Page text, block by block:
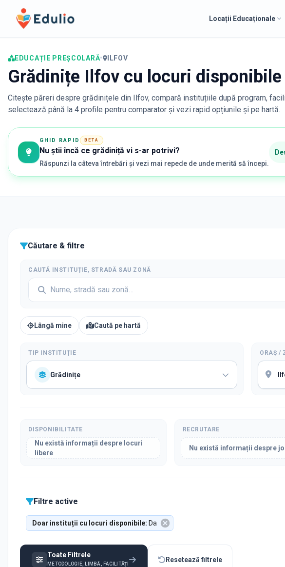
Edulio
Locații Educaționale
EDUCAȚIE PREȘCOLARĂ• ILFOV
Grădinițe Ilfov cu locuri disponibile
Citește păreri despre grădinițele din Ilfov, compară instituțiile după program,
selectează până la 4 profile pentru comparator și vezi rapid opțiunile și pe hartă.
GHID RAPID BETA
Nu știi încă ce grădiniță vi s-ar potrivi?
Răspunzi la câteva întrebări și vezi mai repede de unde merită să începi.
Căutare & filtre
CAUTĂ INSTITUȚIE, STRADĂ SAU ZONĂ
Lângă mine Caută pe hartă
TIP INSTITUȚIE
Grădinițe
ORAȘ /
DISPONIBILITATE
Nu există informații despre locuri
libere
RECRUTARE
Nu există informații despre
Filtre active
Doar instituții cu locuri disponibile: Da
Toate Filtrele
METODOLOGIE, LIMBĂ, FACILITĂȚI
Resetează filtrele